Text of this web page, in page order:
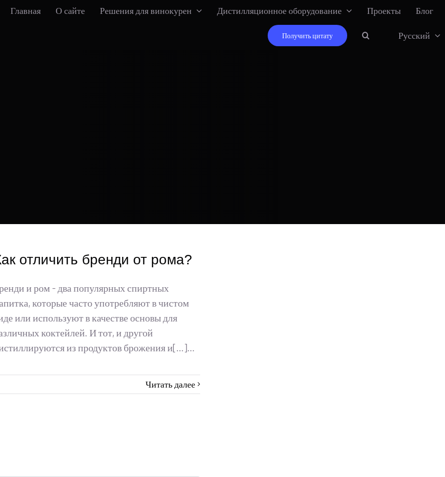
Главная О сайте Решения для винокурен Дистилляционное оборудование Проекты Блог
Получить цитату Русский
отличить бренди от рома?
и ром - два популярных спиртных
которые часто употребляют в чистом
или используют в качестве основы для
коктейлей. И тот, и другой
из продуктов брожения и[...]...
Читать далее